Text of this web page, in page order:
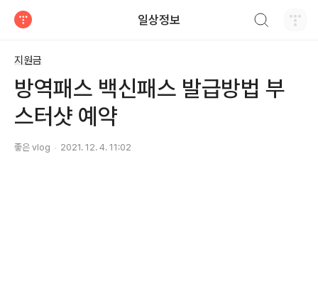
일상정보
지원금
방역패스 백신패스 발급방법 부
스터샷 예약
좋은 vlog 2021. 12. 4. 11:02